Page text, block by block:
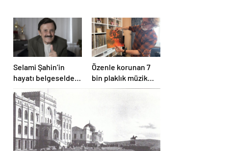
Selami Şahin’in
hayatı belgeselde
izleyiciyle
buluşacak
Özenle korunan 7
bin plaklık müzik
mirası